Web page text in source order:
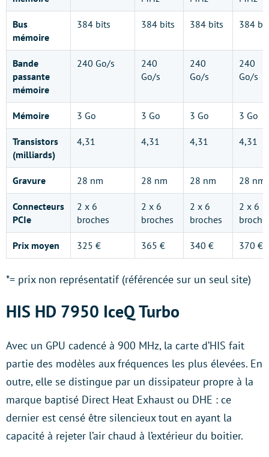
Bus
mémoire
384 bits 384 bits 384 bits 384
Bande
passante
mémoire
240 Go/s
240
Go/s
240
Go/s
240
Go/s
Mémoire 3 Go 3 Go 3 Go 3 Go
Transistors
(milliards)
4,31 4,31 4,31 4,31
Gravure 28 nm 28 nm 28 nm 28 nm
Connecteurs
PCIe
2 x 6
broches
2 x 6
broches
2 x 6
broches
2 x 6
Prix moyen 325 € 365 € 340 € 370 €
*= prix non représentatif (référencée sur un seul site)
HIS HD 7950 IceQ Turbo
Avec un GPU cadencé à 900 MHz, la carte d’HIS fait
partie des modèles aux fréquences les plus élevées. En
outre, elle se distingue par un dissipateur propre à la
marque baptisé Direct Heat Exhaust ou DHE : ce
dernier est censé être silencieux tout en ayant la
capacité à rejeter l’air chaud à l’extérieur du boitier.